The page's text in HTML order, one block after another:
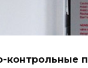
контрольные